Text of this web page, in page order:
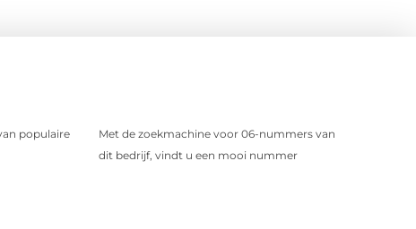
populaire
Met de zoekmachine voor 06-nummers van
dit bedrijf, vindt u een mooi nummer